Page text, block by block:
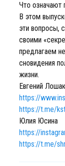
Что означают
В этом
эти вопросы,
своими
предлагаем
сновидения
жизни.
Евгений Лошак
https://
https://t.me/
Юлия Юсина
https://
https://t.me/